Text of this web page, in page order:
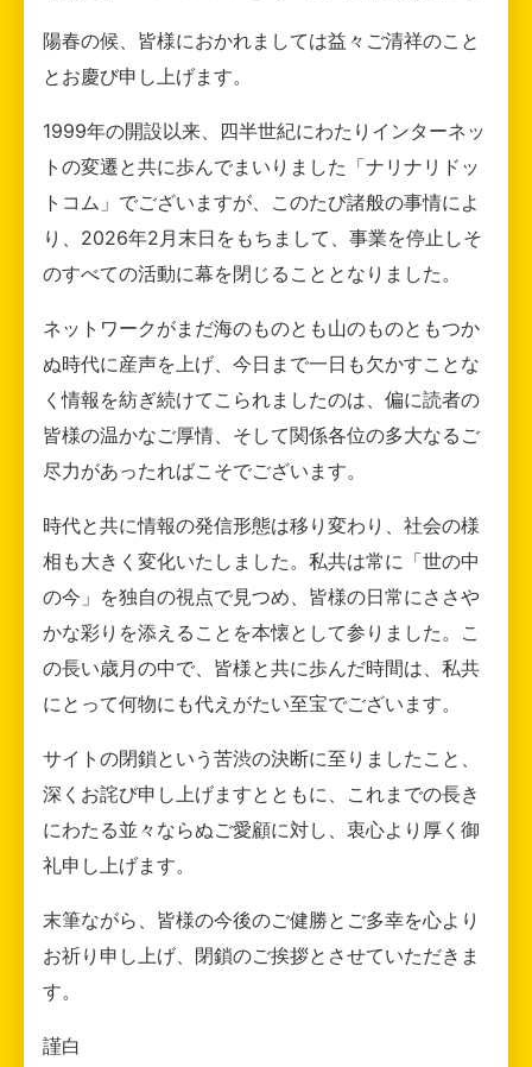
陽春の候、皆様におかれましては益々ご清祥のこと
とお慶び申し上げます。
1999年の開設以来、四半世紀にわたりインターネッ
トの変遷と共に歩んでまいりました「ナリナリドッ
トコム」でございますが、このたび諸般の事情によ
り、2026年2月末日をもちまして、事業を停止しそ
のすべての活動に幕を閉じることとなりました。
ネットワークがまだ海のものとも山のものともつか
ぬ時代に産声を上げ、今日まで一日も欠かすことな
く情報を紡ぎ続けてこられましたのは、偏に読者の
皆様の温かなご厚情、そして関係各位の多大なるご
尽力があったればこそでございます。
時代と共に情報の発信形態は移り変わり、社会の様
相も大きく変化いたしました。私共は常に「世の中
の今」を独自の視点で見つめ、皆様の日常にささや
かな彩りを添えることを本懐として参りました。こ
の長い歳月の中で、皆様と共に歩んだ時間は、私共
にとって何物にも代えがたい至宝でございます。
サイトの閉鎖という苦渋の決断に至りましたこと、
深くお詫び申し上げますとともに、これまでの長き
にわたる並々ならぬご愛顧に対し、衷心より厚く御
礼申し上げます。
末筆ながら、皆様の今後のご健勝とご多幸を心より
お祈り申し上げ、閉鎖のご挨拶とさせていただきま
す。
謹白